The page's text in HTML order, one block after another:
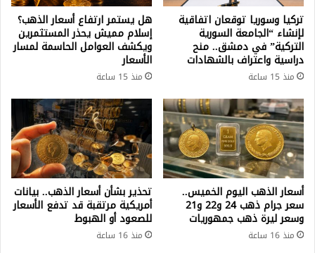
تركيا وسوريا توقعان اتفاقية
لإنشاء “الجامعة السورية
التركية” في دمشق.. منح
دراسية واعتراف بالشهادات
منذ 15 ساعة
هل يستمر ارتفاع أسعار الذهب؟
إسلام مميش يحذر المستثمرين
ويكشف العوامل الحاسمة لمسار
الأسعار
منذ 15 ساعة
أسعار الذهب اليوم الخميس..
سعر جرام ذهب 24 و22 و21
وسعر ليرة ذهب جمهوريات
منذ 16 ساعة
تحذير بشأن أسعار الذهب.. بيانات
أمريكية مرتقبة قد تدفع الأسعار
للصعود أو الهبوط
منذ 16 ساعة